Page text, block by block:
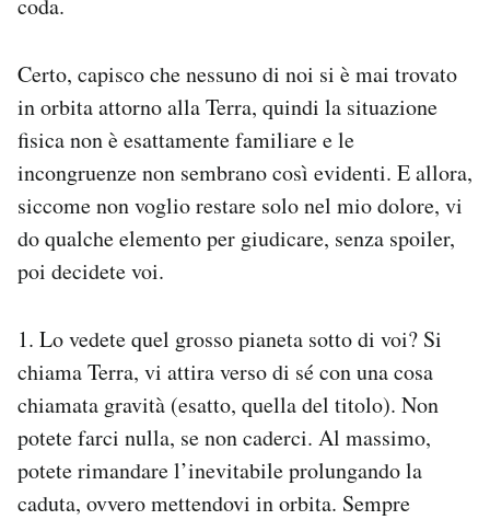
coda.
Certo, capisco che nessuno di noi si è mai trovato
in orbita attorno alla Terra, quindi la situazione
fisica non è esattamente familiare e le
incongruenze non sembrano così evidenti. E allora,
siccome non voglio restare solo nel mio dolore, vi
do qualche elemento per giudicare, senza spoiler,
poi decidete voi.
1. Lo vedete quel grosso pianeta sotto di voi? Si
chiama Terra, vi attira verso di sé con una cosa
chiamata gravità (esatto, quella del titolo). Non
potete farci nulla, se non caderci. Al massimo,
potete rimandare l’inevitabile prolungando la
caduta, ovvero mettendovi in orbita. Sempre